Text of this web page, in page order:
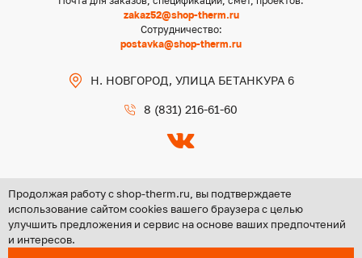
zakaz52@shop-therm.ru
Сотрудничество:
postavka@shop-therm.ru
Н. НОВГОРОД, УЛИЦА БЕТАНКУРА 6
8 (831) 216-61-60
Copyright @ 2026 ООО «ЦЕНТР ГРУПП НН»
Политика конфиденциальности
Продолжая работу с shop-therm.ru, вы подтверждаете
использование сайтом cookies вашего браузера с целью
улучшить предложения и сервис на основе ваших предпочтений
и интересов.